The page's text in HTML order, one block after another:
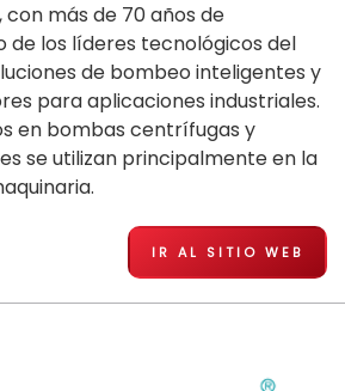
, con más de 70 años de
de los líderes tecnológicos del
de bombeo inteligentes y
para aplicaciones industriales.
en bombas centrífugas y
se utilizan principalmente en la
IR AL SITIO WEB